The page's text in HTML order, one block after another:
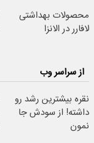
محصولات بهداشتی
لافارر در الانزا
از سراسر وب
نقره بیشترین رشد رو
داشته! از سودش جا
نمون